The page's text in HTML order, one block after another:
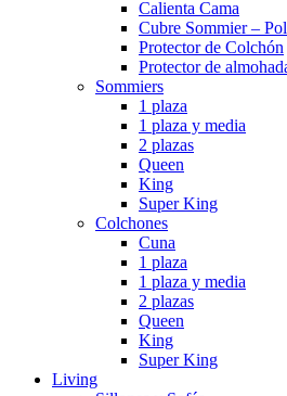
Calienta Cama
Cubre Sommier –
Protector de Colchón
Protector de
Sommiers
1 plaza
1 plaza y media
2 plazas
Queen
King
Super King
Colchones
Cuna
1 plaza
1 plaza y media
2 plazas
Queen
King
Super King
Living